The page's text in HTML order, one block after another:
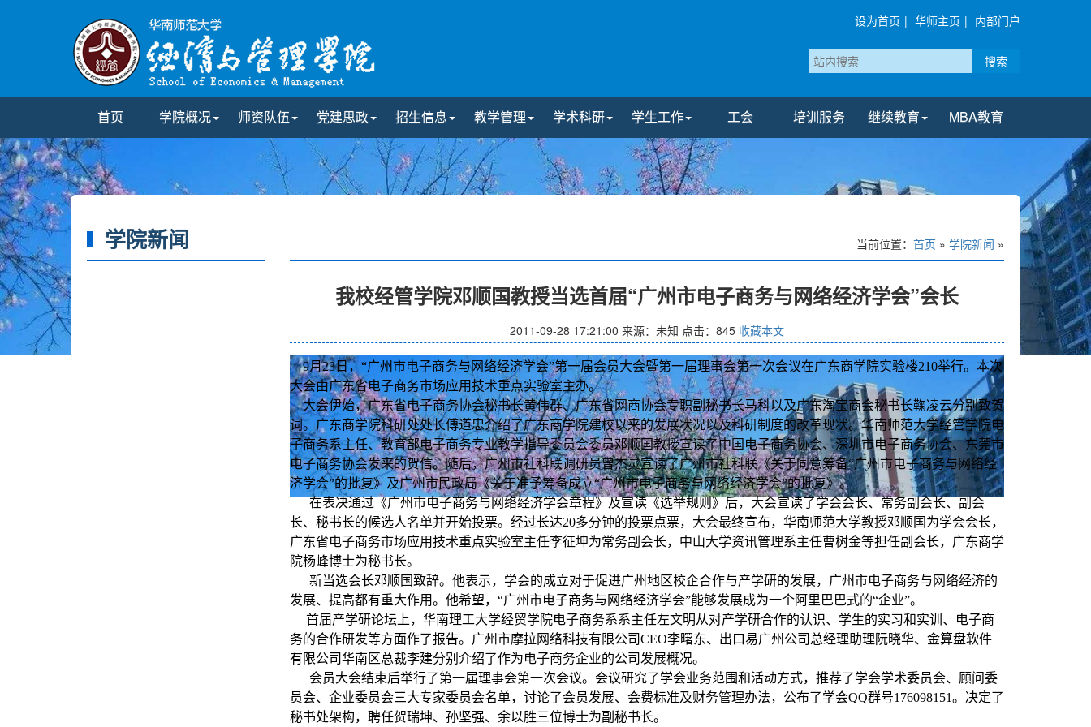
设为首页 | 华师主页 | 内部门户
搜索
首页 学院概况 师资队伍 党建思政 招生信息 教学管理 学术科研 学生工作 工会 培训服务 继续教育 MBA教育
学院新闻 当前位置： 首页 » 学院新闻 »
我校经管学院邓顺国教授当选首届“广州市电子商务与网络经济学会”会长
2011-09-28 17:21:00 来源：未知 点击： 845 收藏本文
9月23日，“广州市电子商务与网络经济学会”第一届会员大会暨第一届理事会第一次会议在广东商学院实验楼210举行。本次
大会由广东省电子商务市场应用技术重点实验室主办。
大会伊始，广东省电子商务协会秘书长黄伟群、广东省网商协会专职副秘书长马科以及广东淘宝商会秘书长鞠凌云分别致贺
词。广东商学院科研处处长傅道忠介绍了广东商学院建校以来的发展状况以及科研制度的改革现状。华南师范大学经管学院电
子商务系主任、教育部电子商务专业教学指导委员会委员邓顺国教授宣读了中国电子商务协会、深圳市电子商务协会、东莞市
电子商务协会发来的贺信。随后，广州市社科联调研员曾杰灵宣读了广州市社科联《关于同意筹备“广州市电子商务与网络经
济学会”的批复》及广州市民政局《关于准予筹备成立“广州市电子商务与网络经济学会”的批复》。
在表决通过《广州市电子商务与网络经济学会章程》及宣读《选举规则》后，大会宣读了学会会长、常务副会长、副会
长、秘书长的候选人名单并开始投票。经过长达20多分钟的投票点票，大会最终宣布，华南师范大学教授邓顺国为学会会长，
广东省电子商务市场应用技术重点实验室主任李征坤为常务副会长，中山大学资讯管理系主任曹树金等担任副会长，广东商学
院杨峰博士为秘书长。
新当选会长邓顺国致辞。他表示，学会的成立对于促进广州地区校企合作与产学研的发展，广州市电子商务与网络经济的
发展、提高都有重大作用。他希望， “广州市电子商务与网络经济学会”能够发展成为一个阿里巴巴式的“企业”。
首届产学研论坛上，华南理工大学经贸学院电子商务系系主任左文明从对产学研合作的认识、学生的实习和实训、电子商
务的合作研发等方面作了报告。广州市摩拉网络科技有限公司CEO李曙东、出口易广州公司总经理助理阮晓华、金算盘软件
有限公司华南区总裁李建分别介绍了作为电子商务企业的公司发展概况。
会员大会结束后举行了第一届理事会第一次会议。会议研究了学会业务范围和活动方式，推荐了学会学术委员会、顾问委
员会、企业委员会三大专家委员会名单，讨论了会员发展、会费标准及财务管理办法，公布了学会QQ群号176098151。决定了
秘书处架构，聘任贺瑞坤、孙坚强、余以胜三位博士为副秘书长。